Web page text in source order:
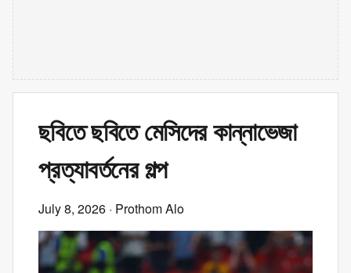
ছবিতে ছবিতে মেসিদের কান্নাভেজা
প্রত্যাবর্তনের গল্প
July 8, 2026 · Prothom Alo